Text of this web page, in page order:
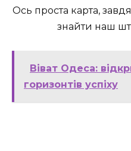
Ось проста карта,
знайти наш
Віват Одеса:
горизонтів успіху